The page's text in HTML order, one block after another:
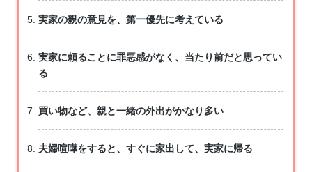
実家の親の意見を、第一優先に考えている
実家に頼ることに罪悪感がなく、当たり前だと思ってい
る
買い物など、親と一緒の外出がかなり多い
夫婦喧嘩をすると、すぐに家出して、実家に帰る